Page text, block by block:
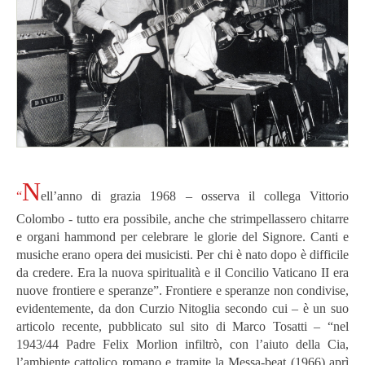
“Nell’anno di grazia 1968 – osserva il collega Vittorio
Colombo - tutto era possibile, anche che strimpellassero chitarre
e organi hammond per celebrare le glorie del Signore. Canti e
musiche erano opera dei musicisti. Per chi è nato dopo è difficile
da credere. Era la nuova spiritualità e il Concilio Vaticano II era
nuove frontiere e speranze”. Frontiere e speranze non condivise,
evidentemente, da don Curzio Nitoglia secondo cui – è un suo
articolo recente, pubblicato sul sito di Marco Tosatti – “nel
1943/44 Padre Felix Morlion infiltrò, con l’aiuto della Cia,
l’ambiente cattolico romano e tramite la Messa-beat (1966) aprì